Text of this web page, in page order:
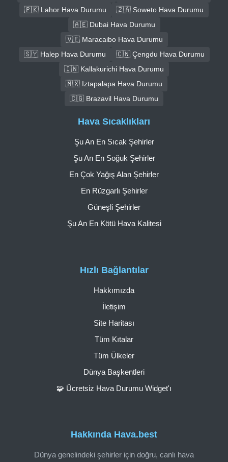
🇵🇰 Lahor Hava Durumu
🇿🇦 Soweto Hava Durumu
🇦🇪 Dubai Hava Durumu
🇻🇪 Maracaibo Hava Durumu
🇸🇾 Halep Hava Durumu
🇨🇳 Çengdu Hava Durumu
🇮🇳 Kallakurichi Hava Durumu
🇲🇽 Iztapalapa Hava Durumu
🇨🇬 Brazavil Hava Durumu
Hakkında Hava.best
Dünya genelindeki şehirler için doğru, canlı hava
Hızlı Bağlantılar
Hakkımızda
İletişim
Site Haritası
Tüm Kıtalar
Tüm Ülkeler
Dünya Başkentleri
🧩 Ücretsiz Hava Durumu Widget'ı
Hava Sıcaklıkları
Şu An En Sıcak Şehirler
Şu An En Soğuk Şehirler
En Çok Yağış Alan Şehirler
En Rüzgarlı Şehirler
Güneşli Şehirler
Şu An En Kötü Hava Kalitesi